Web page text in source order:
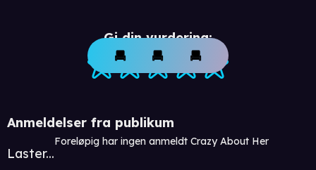
Gi din vurdering:
Anmeldelser fra publikum
Laster...
Foreløpig har ingen anmeldt Crazy About Her